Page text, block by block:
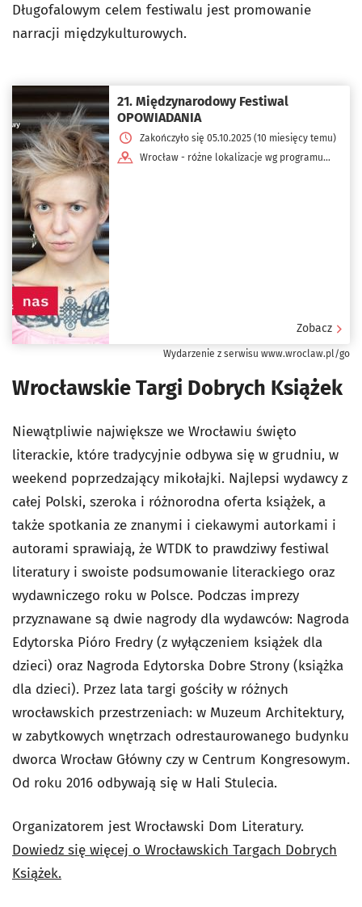
Długofalowym celem festiwalu jest promowanie
narracji międzykulturowych.
21. Międzynarodowy Festiwal
OPOWIADANIA
Zakończyło się 05.10.2025 (10 miesięcy temu)
Wrocław - różne lokalizacje wg programu
Zobacz
Wydarzenie z serwisu www.wroclaw.pl/go
Wrocławskie Targi Dobrych Książek
Niewątpliwie największe we Wrocławiu święto
literackie, które tradycyjnie odbywa się w grudniu, w
weekend poprzedzający mikołajki. Najlepsi wydawcy z
całej Polski, szeroka i różnorodna oferta książek, a
także spotkania ze znanymi i ciekawymi autorkami i
autorami sprawiają, że WTDK to prawdziwy festiwal
literatury i swoiste podsumowanie literackiego oraz
wydawniczego roku w Polsce. Podczas imprezy
przyznawane są dwie nagrody dla wydawców: Nagroda
Edytorska Pióro Fredry (z wyłączeniem książek dla
dzieci) oraz Nagroda Edytorska Dobre Strony (książka
dla dzieci). Przez lata targi gościły w różnych
wrocławskich przestrzeniach: w Muzeum Architektury,
w zabytkowych wnętrzach odrestaurowanego budynku
dworca Wrocław Główny czy w Centrum Kongresowym.
Od roku 2016 odbywają się w Hali Stulecia.
Organizatorem jest Wrocławski Dom Literatury.
Dowiedz się więcej o Wrocławskich Targach Dobrych
Książek.